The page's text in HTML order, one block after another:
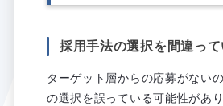
採用手法の選択を間違って
ターゲット層からの応募がない
の選択を誤っている可能性があり